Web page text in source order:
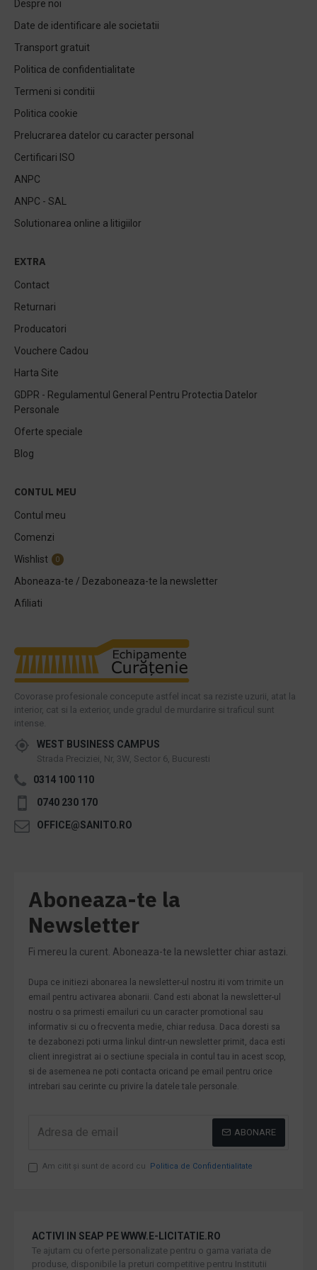
Despre noi
Date de identificare ale societatii
Transport gratuit
Politica de confidentialitate
Termeni si conditii
Politica cookie
Prelucrarea datelor cu caracter personal
Certificari ISO
ANPC
ANPC - SAL
Solutionarea online a litigiilor
EXTRA
Contact
Returnari
Producatori
Vouchere Cadou
Harta Site
GDPR - Regulamentul General Pentru Protectia Datelor
Personale
Oferte speciale
Blog
CONTUL MEU
Contul meu
Comenzi
Wishlist
0
Aboneaza-te / Dezaboneaza-te la newsletter
Afiliati
Covorase profesionale concepute astfel incat sa reziste uzurii, atat la
interior, cat si la exterior, unde gradul de murdarire si traficul sunt
intense.
WEST BUSINESS CAMPUS
Strada Preciziei, Nr, 3W, Sector 6, Bucuresti
0314 100 110
0740 230 170
OFFICE@SANITO.RO
Aboneaza-te la
Newsletter
Fi mereu la curent. Aboneaza-te la newsletter chiar astazi.
Dupa ce initiezi abonarea la newsletter-ul nostru iti vom trimite un
email pentru activarea abonarii. Cand esti abonat la newsletter-ul
nostru o sa primesti emailuri cu un caracter promotional sau
informativ si cu o frecventa medie, chiar redusa. Daca doresti sa
te dezabonezi poti urma linkul dintr-un newsletter primit, daca esti
client inregistrat ai o sectiune speciala in contul tau in acest scop,
si de asemenea ne poti contacta oricand pe email pentru orice
intrebari sau cerinte cu privire la datele tale personale.
ABONARE
Am citit şi sunt de acord cu Politica de Confidentialitate
ACTIVI IN SEAP PE WWW.E-LICITATIE.RO
Te ajutam cu oferte personalizate pentru o gama variata de
produse, disponibile la preturi competitive pentru Institutii